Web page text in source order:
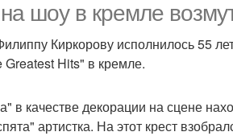
на шоу в кремле
Киркорову исполнилось 55
Greatest Hits" в кремле.
в качестве декорации на сцене
артистка. На этот крест